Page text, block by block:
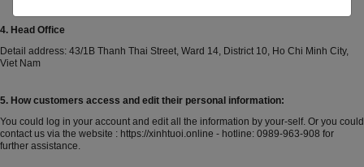
4. Head Office
Detail address: 43/1B Thanh Thai Street, Ward 14, District 10, Ho Chi Minh City,
Viet Nam
5. How customers access and edit their personal information:
You could log in your account and edit all the information by your-self. Or you could
contact us via the website : https://xinhtuoi.online - hotline: 0989-963-908 for
further assistance.